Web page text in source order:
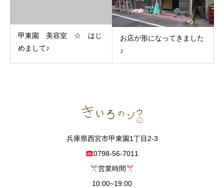
甲東園 美容室 ☆ はじ
めまして♪
お店が形になってきました
♪
兵庫県西宮市甲東園1丁目2-3
0798-56-7011
営業時間
10:00~19:00